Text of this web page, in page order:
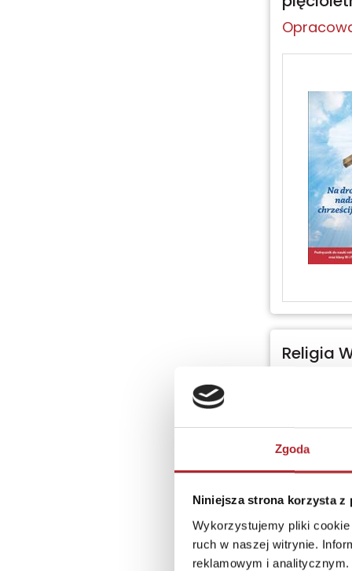
Zgoda
Niniejsza strona korzysta z
Wykorzystujemy pliki
ruch w naszej witrynie.
reklamowym i
Religia